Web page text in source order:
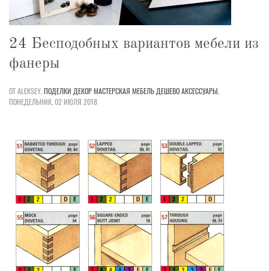
24 Бесподобных вариантов мебели из
фанеры
ОТ ALEKSEY,ПОДЕЛКИ ДЕКОРМАСТЕРСКАЯ МЕБЕЛЬ ДЕШЕВОАКСЕССУАРЫ,
ПОНЕДЕЛЬНИК, 02 ИЮЛЯ 2018